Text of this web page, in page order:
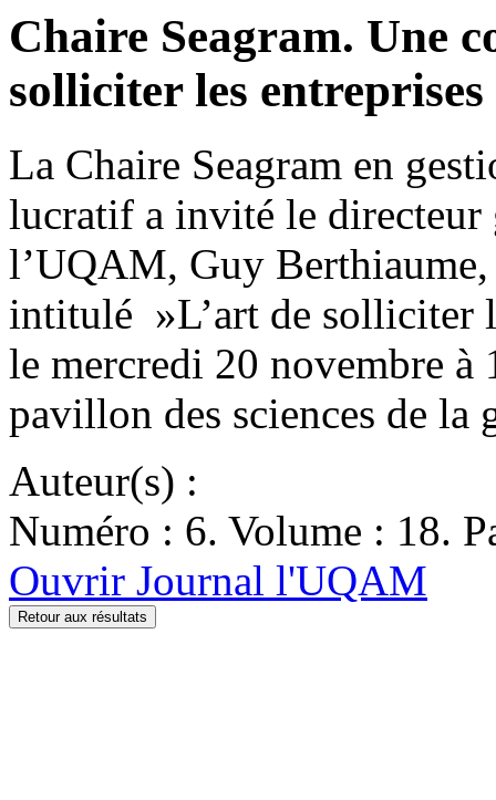
Chaire Seagram. Une
solliciter les entreprises
La Chaire Seagram en
lucratif a invité le directeur
l’UQAM, Guy
intitulé »L’art de solliciter
le mercredi 20 novembre
pavillon des sciences de
Auteur(s) :
Numéro : 6. Volume : 18.
Ouvrir Journal l'UQAM
Retour aux résultats